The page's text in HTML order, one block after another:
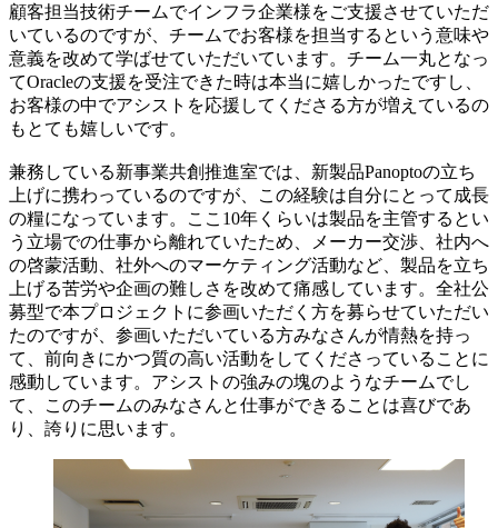
顧客担当技術チームでインフラ企業様をご支援させていただ
いているのですが、チームでお客様を担当するという意味や
意義を改めて学ばせていただいています。チーム一丸となっ
てOracleの支援を受注できた時は本当に嬉しかったですし、
お客様の中でアシストを応援してくださる方が増えているの
もとても嬉しいです。
兼務している新事業共創推進室では、新製品Panoptoの立ち
上げに携わっているのですが、この経験は自分にとって成長
の糧になっています。ここ10年くらいは製品を主管するとい
う立場での仕事から離れていたため、メーカー交渉、社内へ
の啓蒙活動、社外へのマーケティング活動など、製品を立ち
上げる苦労や企画の難しさを改めて痛感しています。全社公
募型で本プロジェクトに参画いただく方を募らせていただい
たのですが、参画いただいている方みなさんが情熱を持っ
て、前向きにかつ質の高い活動をしてくださっていることに
感動しています。アシストの強みの塊のようなチームでし
て、このチームのみなさんと仕事ができることは喜びであ
り、誇りに思います。